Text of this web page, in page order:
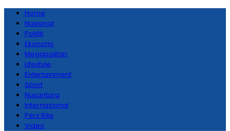
Home
Nasional
Politik
Ekonomi
Megapolitan
Lifestyle
Entertainment
Sport
Nusantara
Internasional
Pers Rilis
Video